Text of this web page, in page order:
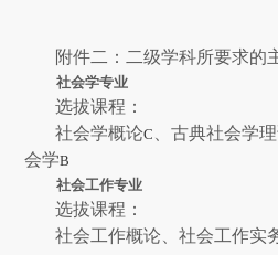
附件二：二级学科所要求的
社会学专业
选拔课程：
社会学概论C 、古典社会学
会学B
社会工作专业
选拔课程：
社会工作概论、社会工作实